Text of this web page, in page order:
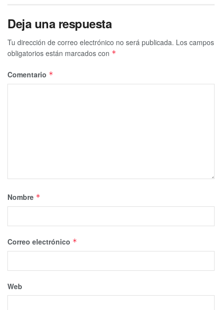
Deja una respuesta
Tu dirección de correo electrónico no será publicada. Los campos
obligatorios están marcados con *
Comentario *
Nombre *
Correo electrónico *
Web